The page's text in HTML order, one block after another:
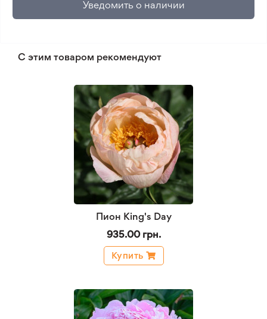
Уведомить о наличии
С этим товаром рекомендуют
Пион King's Day
935.00 грн.
Купить